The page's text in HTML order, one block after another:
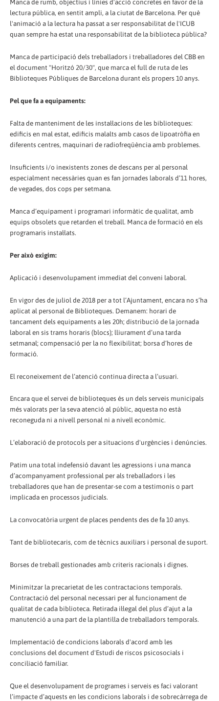
Manca de rumb, objectius i línies d'acció concretes en favor de la
lectura pública, en sentit ampli, a la ciutat de Barcelona. Per què
l'animació a la lectura ha passat a ser responsabilitat de l'ICUB
quan sempre ha estat una responsabilitat de la biblioteca pública?
Manca de participació dels treballadors i treballadores del CBB en
el document "Horitzó 20/30", que marca el full de ruta de les
Biblioteques Públiques de Barcelona durant els propers 10 anys.
Pel que fa a equipaments:
Falta de manteniment de les instal·lacions de les biblioteques:
edificis en mal estat, edificis malalts amb casos de lipoatròfia en
diferents centres, maquinari de radiofreqüència amb problemes.
Insuficients i/o inexistents zones de descans per al personal
especialment necessàries quan es fan jornades laborals d’11 hores,
de vegades, dos cops per setmana.
Manca d’equipament i programari informàtic de qualitat, amb
equips obsolets que retarden el treball. Manca de formació en els
programaris instal·lats.
Per això exigim:
Aplicació i desenvolupament immediat del conveni laboral.
En vigor des de juliol de 2018 per a tot l’Ajuntament, encara no s’ha
aplicat al personal de Biblioteques. Demanem: horari de
tancament dels equipaments a les 20h; distribució de la jornada
laboral en sis trams horaris (blocs); lliurament d’una tarda
setmanal; compensació per la no flexibilitat; borsa d’hores de
formació.
El reconeixement de l’atenció continua directa a l’usuari.
Encara que el servei de biblioteques és un dels serveis municipals
més valorats per la seva atenció al públic, aquesta no està
reconeguda ni a nivell personal ni a nivell econòmic.
L’elaboració de protocols per a situacions d'urgències i denúncies.
Patim una total indefensió davant les agressions i una manca
d’acompanyament professional per als treballadors i les
treballadores que han de presentar-se com a testimonis o part
implicada en processos judicials.
La convocatòria urgent de places pendents des de fa 10 anys.
Tant de bibliotecaris, com de tècnics auxiliars i personal de suport.
Borses de treball gestionades amb criteris racionals i dignes.
Minimitzar la precarietat de les contractacions temporals.
Contractació del personal necessari per al funcionament de
qualitat de cada biblioteca. Retirada il·legal del plus d’ajut a la
manutenció a una part de la plantilla de treballadors temporals.
Implementació de condicions laborals d'acord amb les
conclusions del document d'Estudi de riscos psicosocials i
conciliació familiar.
Que el desenvolupament de programes i serveis es faci valorant
l’impacte d’aquests en les condicions laborals i de sobrecàrrega de